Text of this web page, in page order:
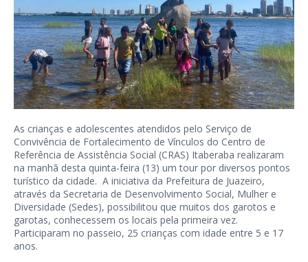
As crianças e adolescentes atendidos pelo Serviço de
Convivência de Fortalecimento de Vínculos do Centro de
Referência de Assistência Social (CRAS) Itaberaba realizaram
na manhã desta quinta-feira (13) um tour por diversos pontos
turístico da cidade. A iniciativa da Prefeitura de Juazeiro,
através da Secretaria de Desenvolvimento Social, Mulher e
Diversidade (Sedes), possibilitou que muitos dos garotos e
garotas, conhecessem os locais pela primeira vez.
Participaram no passeio, 25 crianças com idade entre 5 e 17
anos.